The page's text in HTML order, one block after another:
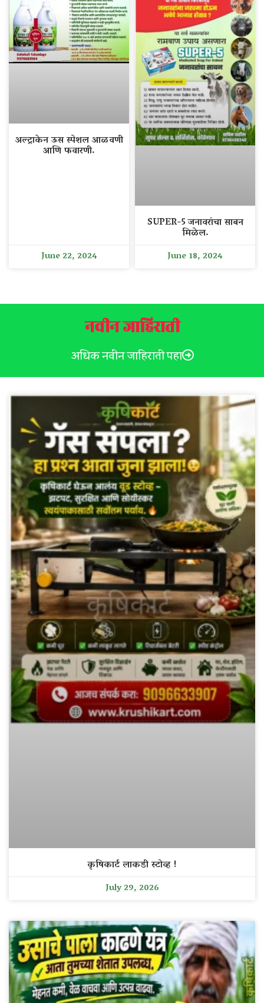
अल्ट्राकेन ऊस स्पेशल आळवणी
आणि फवारणी.
June 22, 2024
SUPER-5 जनावरांचा साबन
मिळेल.
June 18, 2024
नवीन जाहिराती
अधिक नवीन जाहिराती पहा
कृषिकार्ट लाकडी स्टोव्ह !
July 29, 2026